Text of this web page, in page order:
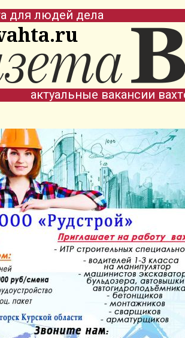
для людей дела
актуальные вакансии